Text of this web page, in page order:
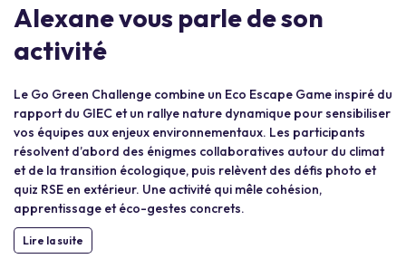
Alexane vous parle de son
activité
Le Go Green Challenge combine un Eco Escape Game inspiré du
rapport du GIEC et un rallye nature dynamique pour sensibiliser
vos équipes aux enjeux environnementaux. Les participants
résolvent d’abord des énigmes collaboratives autour du climat
et de la transition écologique, puis relèvent des défis photo et
quiz RSE en extérieur. Une activité qui mêle cohésion,
apprentissage et éco-gestes concrets.
Lire la suite